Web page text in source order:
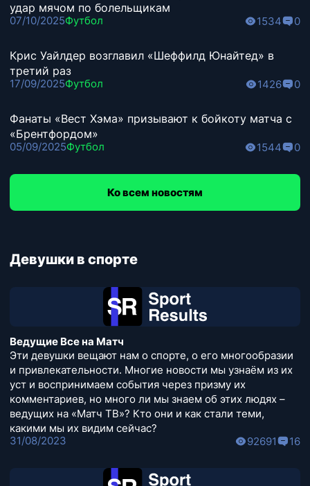
удар мячом по болельщикам
07/10/2025Футбол 1534 0
Крис Уайлдер возглавил «Шеффилд Юнайтед» в
третий раз
17/09/2025Футбол 1426 0
Фанаты «Вест Хэма» призывают к бойкоту матча с
«Брентфордом»
05/09/2025Футбол 1544 0
Ко всем новостям
Девушки в спорте
Ведущие Все на Матч
Эти девушки вещают нам о спорте, о его многообразии
и привлекательности. Многие новости мы узнаём из их
уст и воспринимаем события через призму их
комментариев, но много ли мы знаем об этих людях –
ведущих на «Матч ТВ»? Кто они и как стали теми,
какими мы их видим сейчас?
31/08/2023
92691 16